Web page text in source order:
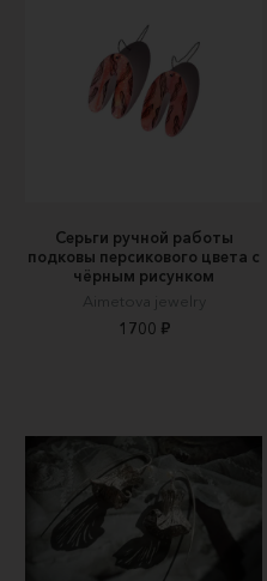
Серьги ручной работы
подковы персикового цвета с
чёрным рисунком
Aimetova jewelry
1700 ₽